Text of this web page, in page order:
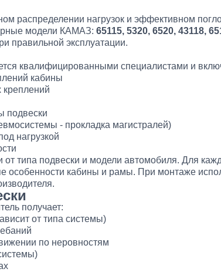
распределении нагрузок и эффективном
модели КАМАЗ: 65115, 5320, 6520, 43118,
правильной эксплуатации.
квалифицированными специалистами и
кабины
креплений
подвески
- прокладка магистралей)
нагрузкой
от типа подвески и модели автомобиля. Для
особенности кабины и рамы. При монтаже
получает:
от типа системы)
по неровностям